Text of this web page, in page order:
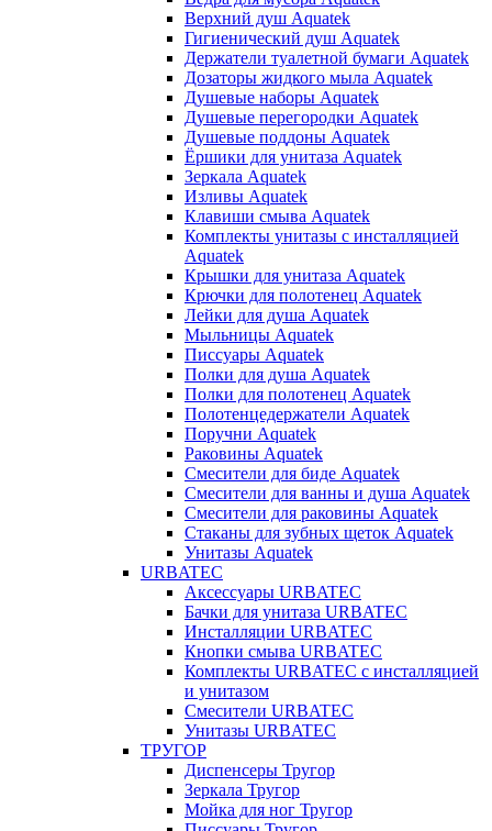
Верхний душ Aquatek
Гигиенический душ Aquatek
Держатели туалетной бумаги Aquatek
Дозаторы жидкого мыла Aquatek
Душевые наборы Aquatek
Душевые перегородки Aquatek
Душевые поддоны Aquatek
Ёршики для унитаза Aquatek
Зеркала Aquatek
Изливы Aquatek
Клавиши смыва Aquatek
Комплекты унитазы с инсталляцией
Aquatek
Крышки для унитаза Aquatek
Крючки для полотенец Aquatek
Лейки для душа Aquatek
Мыльницы Aquatek
Писсуары Aquatek
Полки для душа Aquatek
Полки для полотенец Aquatek
Полотенцедержатели Aquatek
Поручни Aquatek
Раковины Aquatek
Смесители для биде Aquatek
Смесители для ванны и душа Aquatek
Смесители для раковины Aquatek
Стаканы для зубных щеток Aquatek
Унитазы Aquatek
URBATEC
Аксессуары URBATEC
Бачки для унитаза URBATEC
Инсталляции URBATEC
Кнопки смыва URBATEC
Комплекты URBATEC с инсталляцией
и унитазом
Смесители URBATEC
Унитазы URBATEC
ТРУГОР
Диспенсеры Тругор
Зеркала Тругор
Мойка для ног Тругор